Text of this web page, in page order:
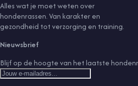
Alles wat je moet weten over
hondenrassen. Van karakter en
gezondheid tot verzorging en training.
Nieuwsbrief
Blijf op de hoogte van het laatste